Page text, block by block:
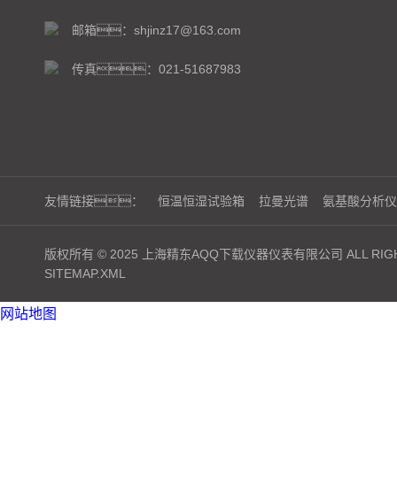
邮箱：shjinz17@163.com
传真：021-51687983
友情链接： 恒温恒湿试验箱 拉曼光谱 氨基酸分析仪
版权所有 © 2025 上海精东AQQ下载仪器仪表有限公司 ALL
SITEMAP.XML
网站地图